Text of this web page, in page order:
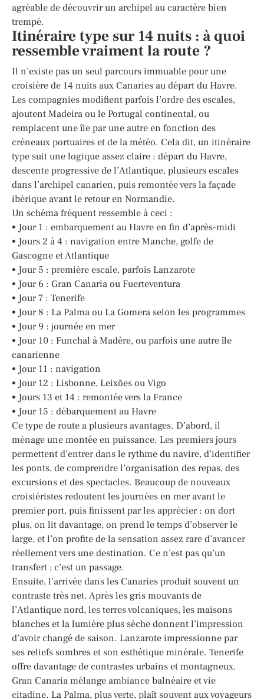
agréable de découvrir un archipel au caractère bien
trempé.
Itinéraire type sur 14 nuits : à quoi
ressemble vraiment la route ?
Il n’existe pas un seul parcours immuable pour une
croisière de 14 nuits aux Canaries au départ du Havre.
Les compagnies modifient parfois l’ordre des escales,
ajoutent Madeira ou le Portugal continental, ou
remplacent une île par une autre en fonction des
créneaux portuaires et de la météo. Cela dit, un itinéraire
type suit une logique assez claire : départ du Havre,
descente progressive de l’Atlantique, plusieurs escales
dans l’archipel canarien, puis remontée vers la façade
ibérique avant le retour en Normandie.
Un schéma fréquent ressemble à ceci :
• Jour 1 : embarquement au Havre en fin d’après-midi
• Jours 2 à 4 : navigation entre Manche, golfe de
Gascogne et Atlantique
• Jour 5 : première escale, parfois Lanzarote
• Jour 6 : Gran Canaria ou Fuerteventura
• Jour 7 : Tenerife
• Jour 8 : La Palma ou La Gomera selon les programmes
• Jour 9 : journée en mer
• Jour 10 : Funchal à Madère, ou parfois une autre île
canarienne
• Jour 11 : navigation
• Jour 12 : Lisbonne, Leixões ou Vigo
• Jours 13 et 14 : remontée vers la France
• Jour 15 : débarquement au Havre
Ce type de route a plusieurs avantages. D’abord, il
ménage une montée en puissance. Les premiers jours
permettent d’entrer dans le rythme du navire, d’identifier
les ponts, de comprendre l’organisation des repas, des
excursions et des spectacles. Beaucoup de nouveaux
croisiéristes redoutent les journées en mer avant le
premier port, puis finissent par les apprécier : on dort
plus, on lit davantage, on prend le temps d’observer le
large, et l’on profite de la sensation assez rare d’avancer
réellement vers une destination. Ce n’est pas qu’un
transfert ; c’est un passage.
Ensuite, l’arrivée dans les Canaries produit souvent un
contraste très net. Après les gris mouvants de
l’Atlantique nord, les terres volcaniques, les maisons
blanches et la lumière plus sèche donnent l’impression
d’avoir changé de saison. Lanzarote impressionne par
ses reliefs sombres et son esthétique minérale. Tenerife
offre davantage de contrastes urbains et montagneux.
Gran Canaria mélange ambiance balnéaire et vie
citadine. La Palma, plus verte, plaît souvent aux voyageurs